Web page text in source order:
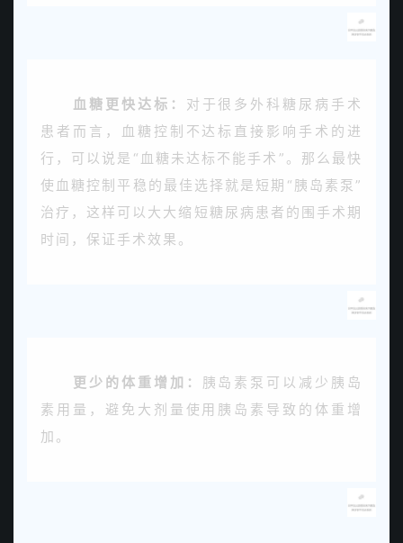
血糖更快达标： 对于很多外科糖尿病手术
患者而言，血糖控制不达标直接影响手术的进
行，可以说是“血糖未达标不能手术”。那么最快
使血糖控制平稳的最佳选择就是短期“胰岛素泵”
治疗，这样可以大大缩短糖尿病患者的围手术期
时间，保证手术效果。
更少的体重增加： 胰岛素泵可以减少胰岛
素用量，避免大剂量使用胰岛素导致的体重增
加。